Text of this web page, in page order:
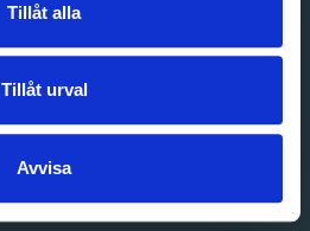
Tillåt alla
Tillåt urval
Avvisa